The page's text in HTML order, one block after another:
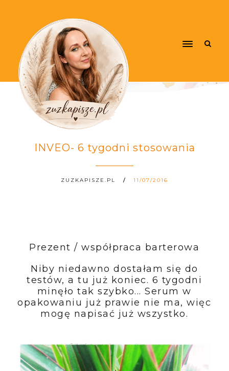
INVEO- 6 tygodni stosowania
ZUZKAPISZE.PL 11/07/2016
Prezent / współpraca barterowa
Niby niedawno dostałam się do
testów, a tu już koniec. 6 tygodni
minęło tak szybko... Serum w
opakowaniu już prawie nie ma, więc
mogę napisać już wszystko.